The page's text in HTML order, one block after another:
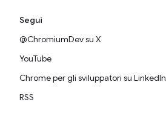
Segui
@ChromiumDev su X
YouTube
Chrome per gli sviluppatori su LinkedIn
RSS